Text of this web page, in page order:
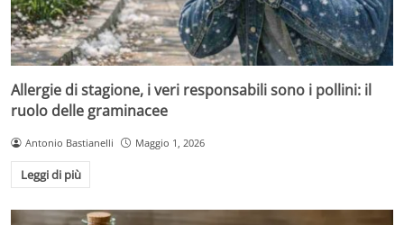
Allergie di stagione, i veri responsabili sono i pollini: il
ruolo delle graminacee
Antonio Bastianelli Maggio 1, 2026
Leggi di più